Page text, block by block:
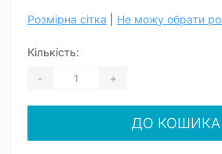
Розмірна сітка Не можу обрати
Кількість:
- +
ДО КОШИКА